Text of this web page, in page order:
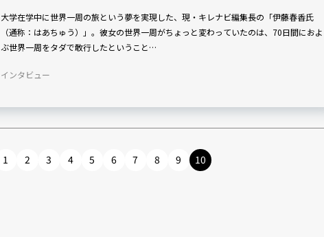
大学在学中に世界一周の旅という夢を実現した、現・キレナビ編集長の「伊藤春香氏
（通称：はあちゅう）」。彼女の世界一周がちょっと変わっていたのは、70日間におよ
ぶ世界一周をタダで敢行したということ…
インタビュー
1 2 3 4 5 6 7 8 9 10